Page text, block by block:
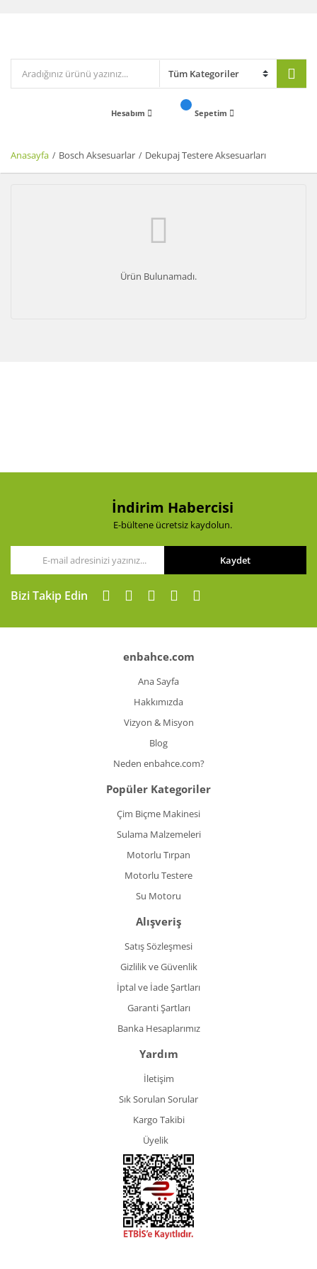
Hesabım Sepetim
Anasayfa Bosch Aksesuarlar Dekupaj Testere Aksesuarları
Ürün Bulunamadı.
İndirim Habercisi
E-bültene ücretsiz kaydolun.
Kaydet
Bizi Takip Edin
enbahce.com
Ana Sayfa
Hakkımızda
Vizyon & Misyon
Blog
Neden enbahce.com?
Popüler Kategoriler
Çim Biçme Makinesi
Sulama Malzemeleri
Motorlu Tırpan
Motorlu Testere
Su Motoru
Alışveriş
Satış Sözleşmesi
Gizlilik ve Güvenlik
İptal ve İade Şartları
Garanti Şartları
Banka Hesaplarımız
Yardım
İletişim
Sık Sorulan Sorular
Kargo Takibi
Üyelik